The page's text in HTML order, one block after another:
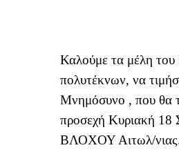
Καλούμε τα μέλη του
πολυτέκνων, να
Μνημόσυνο , που θα
προσεχή Κυριακή 18
ΒΛΟΧΟΥ Αιτωλ/